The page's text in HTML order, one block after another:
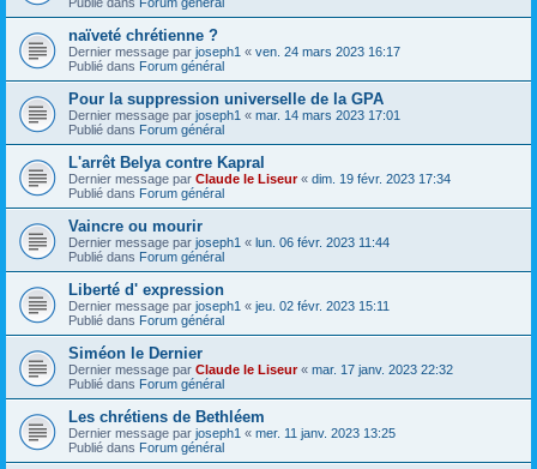
naïveté chrétienne ?
Dernier message par joseph1 « ven. 24 mars 2023 16:17
Publié dans Forum général
Pour la suppression universelle de la GPA
Dernier message par joseph1 « mar. 14 mars 2023 17:01
Publié dans Forum général
L'arrêt Belya contre Kapral
Dernier message par Claude le Liseur« dim. 19 févr. 2023 17:34
Publié dans Forum général
Vaincre ou mourir
Dernier message par joseph1 « lun. 06 févr. 2023 11:44
Publié dans Forum général
Liberté d' expression
Dernier message par joseph1 « jeu. 02 févr. 2023 15:11
Publié dans Forum général
Siméon le Dernier
Dernier message par Claude le Liseur« mar. 17 janv. 2023 22:32
Publié dans Forum général
Les chrétiens de Bethléem
Dernier message par joseph1 « mer. 11 janv. 2023 13:25
Publié dans Forum général